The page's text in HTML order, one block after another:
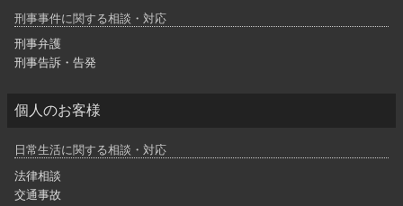
刑事事件に関する相談・対応
刑事弁護
刑事告訴・告発
個人のお客様
日常生活に関する相談・対応
法律相談
交通事故